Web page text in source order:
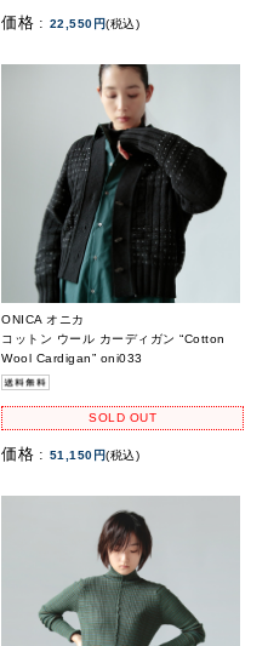
価格 : 22,550円(税込)
ONICA オニカ
コットン ウール カーディガン “Cotton
Wool Cardigan” oni033
SOLD OUT
価格 : 51,150円(税込)